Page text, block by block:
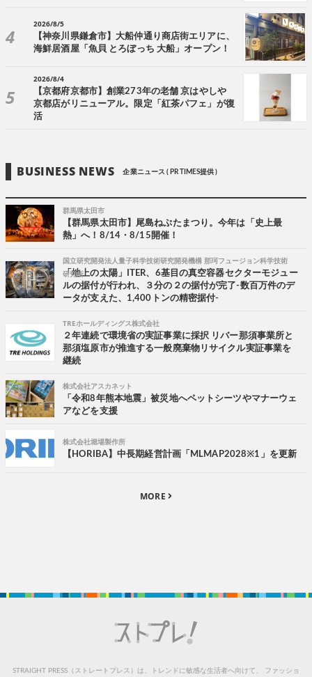
2026/8/5
【神奈川県鎌倉市】大船仲通り商店街エリアに、
海鮮居酒屋「魚貝 とろぼっち 大船」オープン！
2026/8/4
【京都府京都市】創業273年の老舗 京はやしや
京都店がリニューアル。限定「紅茶パフェ」が復
活
BUSINESS NEWS 企業ニュース ( PR TIMES提供 )
群馬県太田市
【群馬県太田市】尾島ねぷたまつり。今年は「史上最
熱」へ！8/14・8/15開催！
国立研究開発法人量子科学技術研究開発機構 那珂フュージョン科学技術
研究所
「地上の太陽」ITER、6基目の真空容器セクターモジュー
ルの据付が行われ、３分の２の据付が完了-数百万件のデ
ータが支えた、1,400トンの精密据付-
TREホールディングス株式会社
２年連続で環境省の実証事業に採択 リバー那須事業所と
那須塩原市が推進する一般廃棄物リサイクル実証事業を
継続
株式会社アスカネット
「令和8年熊本地震」被災地へペットシーツやマナーウェ
アなどを支援
株式会社堀場製作所
【HORIBA】中長期経営計画「MLMAP2028※1」を更新
MORE
STRAIGHT PRESS（ストレートプレス）は、トレンドに敏感な生活者へ向けて、 ファッショ